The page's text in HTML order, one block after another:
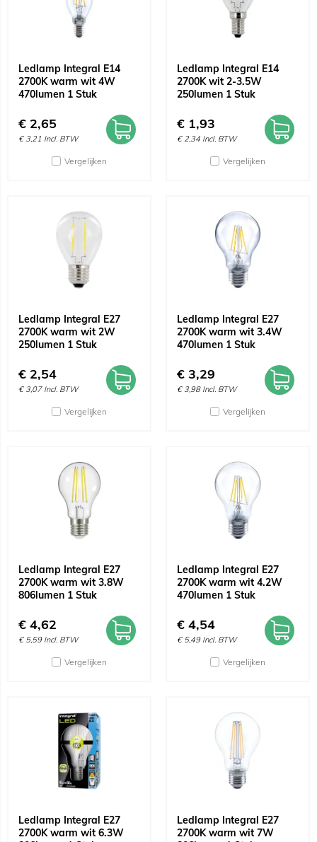
Ledlamp Integral E14
2700K warm wit 4W
470lumen 1 Stuk
€ 2,65
€ 3,21 Incl. BTW
Vergelijken
Ledlamp Integral E14
2700K wit 2-3.5W
250lumen 1 Stuk
€ 1,93
€ 2,34 Incl. BTW
Vergelijken
Ledlamp Integral E27
2700K warm wit 2W
250lumen 1 Stuk
€ 2,54
€ 3,07 Incl. BTW
Vergelijken
Ledlamp Integral E27
2700K warm wit 3.4W
470lumen 1 Stuk
€ 3,29
€ 3,98 Incl. BTW
Vergelijken
Ledlamp Integral E27
2700K warm wit 3.8W
806lumen 1 Stuk
€ 4,62
€ 5,59 Incl. BTW
Vergelijken
Ledlamp Integral E27
2700K warm wit 4.2W
470lumen 1 Stuk
€ 4,54
€ 5,49 Incl. BTW
Vergelijken
Ledlamp Integral E27
2700K warm wit 6.3W
Ledlamp Integral E27
2700K warm wit 7W